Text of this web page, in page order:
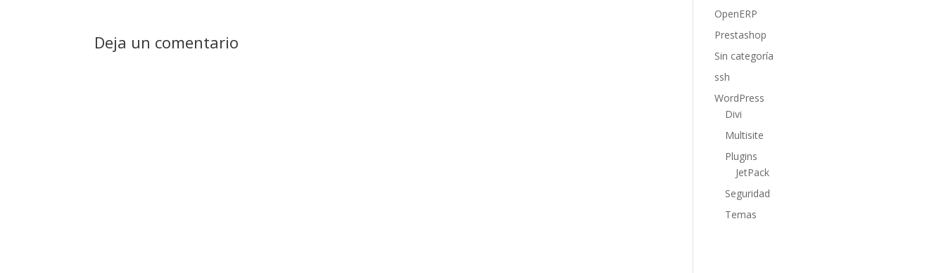
Deja un comentario
OpenERP
Prestashop
Sin categoría
ssh
WordPress
Divi
Multisite
Plugins
JetPack
Seguridad
Temas